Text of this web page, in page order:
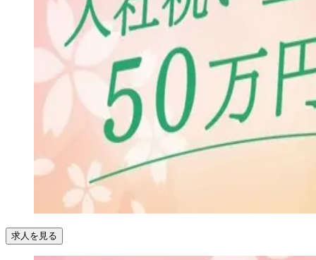
求人を見る